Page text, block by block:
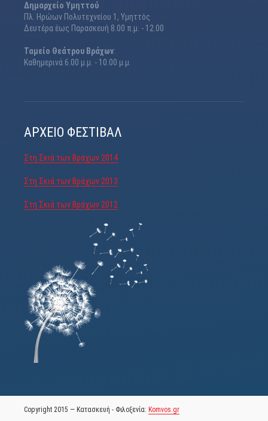
Δημαρχείο Υμηττού
Πλ. Ηρώων Πολυτεχνείου 1, Υμηττός
Δευτέρα έως Παρασκευή 8.00 π.μ. - 12.00
Ταμείο Θεάτρου Βράχων:
Καθημερινά 6.00 μ.μ. - 10.00 μ.μ.
ΑΡΧΕΊΟ ΦΕΣΤΙΒΆΛ
Στη Σκιά των Βράχων 2014
Στη Σκιά των Βράχων 2013
Στη Σκιά των Βράχων 2012
Copyright 2015 — Κατασκευή - Φιλοξενία: Komvos.gr